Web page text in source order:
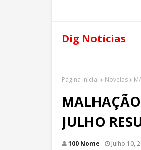
Dig Notícias
Página inicial Novelas
JULHO
100 Nome Julho 10,